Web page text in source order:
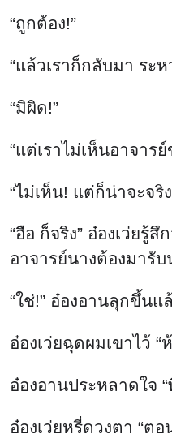
“ถูกต้อง!”
“แล้วเราก็กลับมา ระ
“มิผิด!”
“แต่เราไม่เห็นอาจาร
“ไม่เห็น! แต่ก็น่าจะจริง
“อือ ก็จริง” อ๋องเว่ย
อาจารย์นางต้องมารั
“ใช่!” อ๋องอานลุกขึ้นแ
อ๋องเว่ยฉุดผมเขาไว้
อ๋องอานประหลาดใจ
อ๋องเว่ยหรี่ดวงตา “ต